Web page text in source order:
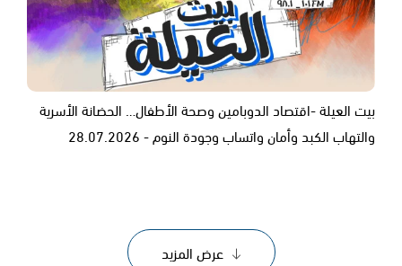
بيت العيلة -اقتصاد الدوبامين وصحة الأطفال… الحضانة الأسرية
والتهاب الكبد وأمان واتساب وجودة النوم - 28.07.2026
عرض المزيد